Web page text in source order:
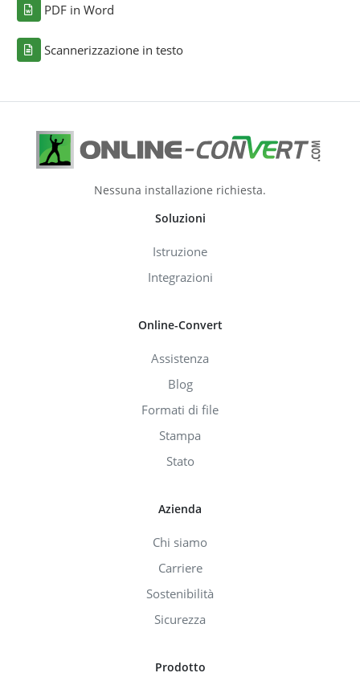
PDF in Word
Scannerizzazione in testo
Nessuna installazione richiesta.
Soluzioni
Istruzione
Integrazioni
Online-Convert
Assistenza
Blog
Formati di file
Stampa
Stato
Azienda
Chi siamo
Carriere
Sostenibilità
Sicurezza
Prodotto